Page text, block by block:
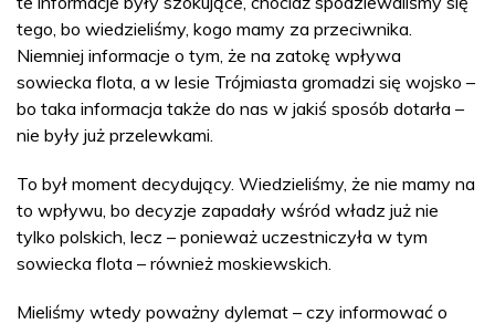
tego, bo wiedzieliśmy, kogo mamy za przeciwnika.
Niemniej informacje o tym, że na zatokę wpływa
sowiecka flota, a w lesie Trójmiasta gromadzi się wojsko –
bo taka informacja także do nas w jakiś sposób dotarła –
nie były już przelewkami.
To był moment decydujący. Wiedzieliśmy, że nie mamy na
to wpływu, bo decyzje zapadały wśród władz już nie
tylko polskich, lecz – ponieważ uczestniczyła w tym
sowiecka flota – również moskiewskich.
Mieliśmy wtedy poważny dylemat – czy informować o